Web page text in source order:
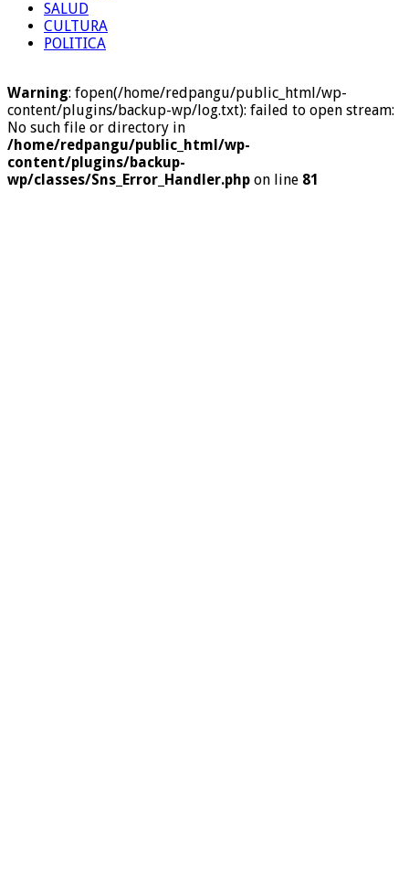
SALUD
CULTURA
POLITICA
Warning: fopen(/home/redpangu/public_html/wp-
content/plugins/backup-wp/log.txt): failed to open stream:
No such file or directory in
/home/redpangu/public_html/wp-
content/plugins/backup-
wp/classes/Sns_Error_Handler.php on line 81